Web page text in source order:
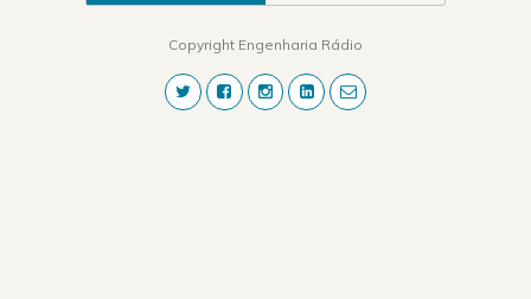
Copyright Engenharia Rádio